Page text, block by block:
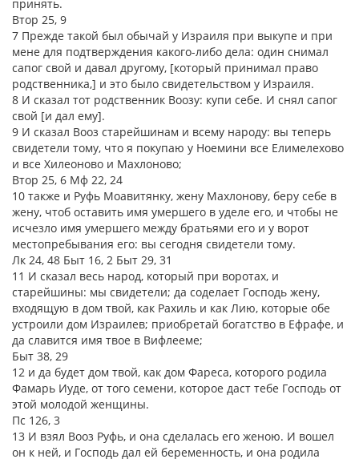
принять.
Втор 25, 9
7 Прежде такой был обычай у Израиля при выкупе и при
мене для подтверждения какого-либо дела: один снимал
сапог свой и давал другому, [который принимал право
родственника,] и это было свидетельством у Израиля.
8 И сказал тот родственник Воозу: купи себе. И снял сапог
свой [и дал ему].
9 И сказал Вооз старейшинам и всему народу: вы теперь
свидетели тому, что я покупаю у Ноемини все Елимелехово
и все Хилеоново и Махлоново;
Втор 25, 6 Мф 22, 24
10 также и Руфь Моавитянку, жену Махлонову, беру себе в
жену, чтоб оставить имя умершего в уделе его, и чтобы не
исчезло имя умершего между братьями его и у ворот
местопребывания его: вы сегодня свидетели тому.
Лк 24, 48 Быт 16, 2 Быт 29, 31
11 И сказал весь народ, который при воротах, и
старейшины: мы свидетели; да соделает Господь жену,
входящую в дом твой, как Рахиль и как Лию, которые обе
устроили дом Израилев; приобретай богатство в Ефрафе, и
да славится имя твое в Вифлееме;
Быт 38, 29
12 и да будет дом твой, как дом Фареса, которого родила
Фамарь Иуде, от того семени, которое даст тебе Господь от
этой молодой женщины.
Пс 126, 3
13 И взял Вооз Руфь, и она сделалась его женою. И вошел
он к ней, и Господь дал ей беременность, и она родила